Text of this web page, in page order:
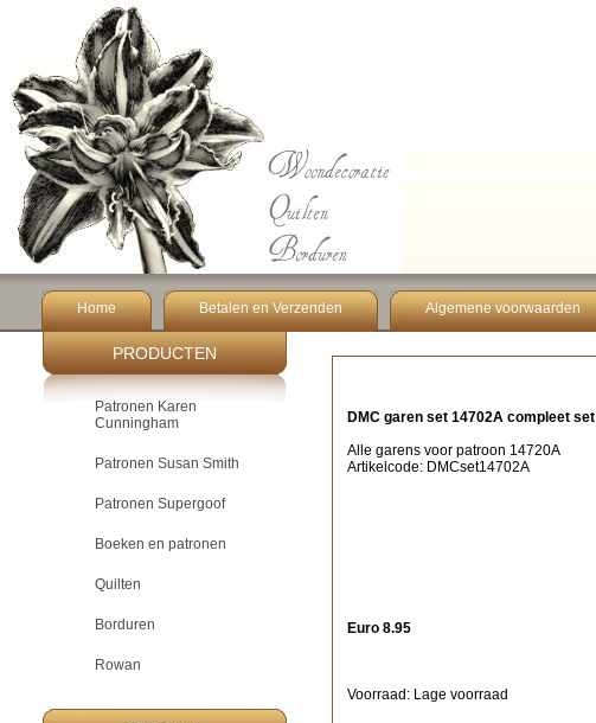
Home Betalen en Verzenden Algemene voorwaarden
PRODUCTEN
Patronen Karen
Cunningham
Patronen Susan Smith
Patronen Supergoof
Boeken en patronen
Quilten
Borduren
Rowan
DMC garen set 14702A compleet set
Alle garens voor patroon 14720A
Artikelcode: DMCset14702A
Euro 8.95
Voorraad: Lage voorraad